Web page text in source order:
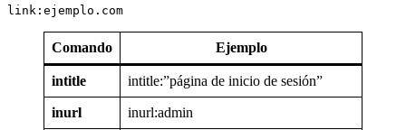
link:ejemplo.com
Comando Ejemplo
intitle intitle:”página de inicio de sesión”
inurl inurl:admin